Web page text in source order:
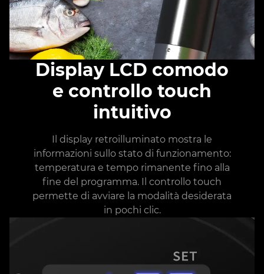
Display LCD comodo
e controllo touch
intuitivo
Il display retroilluminato mostra le
informazioni sullo stato di funzionamento:
temperatura e tempo rimanente fino alla
fine del programma. Il controllo touch
permette di avviare la modalità desiderata
in pochi clic.